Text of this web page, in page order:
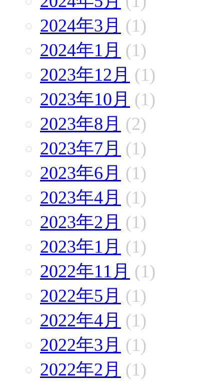
2024年3月 (1)
2024年1月 (1)
2023年12月 (1)
2023年10月 (1)
2023年8月 (2)
2023年7月 (1)
2023年6月 (1)
2023年4月 (1)
2023年2月 (1)
2023年1月 (1)
2022年11月 (1)
2022年5月 (1)
2022年4月 (1)
2022年3月 (1)
2022年2月 (1)